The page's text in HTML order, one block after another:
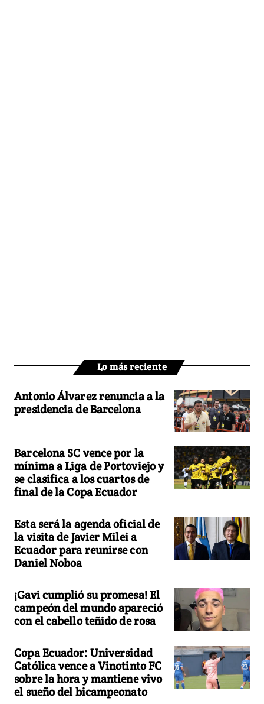
Lo más reciente
Antonio Álvarez renuncia a la
presidencia de Barcelona
Barcelona SC vence por la
mínima a Liga de Portoviejo y
se clasifica a los cuartos de
final de la Copa Ecuador
Esta será la agenda oficial de
la visita de Javier Milei a
Ecuador para reunirse con
Daniel Noboa
¡Gavi cumplió su promesa! El
campeón del mundo apareció
con el cabello teñido de rosa
Copa Ecuador: Universidad
Católica vence a Vinotinto FC
sobre la hora y mantiene vivo
el sueño del bicampeonato